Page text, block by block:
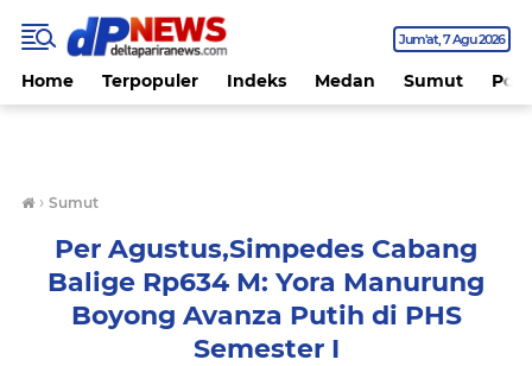
Jum'at 7 Agu 2026
Home Terpopuler Indeks Medan Sumut
› Sumut
Per Agustus,Simpedes Cabang
Balige Rp634 M: Yora Manurung
Boyong Avanza Putih di PHS
Semester I